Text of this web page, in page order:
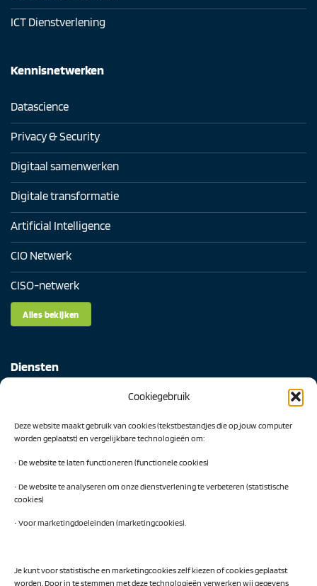
Cookiegebruik
Deze website maakt gebruik van cookies (tekstbestandjes die op jouw computer
worden geplaatst) en vergelijkbare technologieën om:
• De website te laten functioneren (functionele cookies)
• De website te analyseren om onze dienstverlening te verbeteren (statistische
cookies)
• Voor marketingdoeleinden (marketingcookies).
Je kunt voor statistische en marketingcookies zelf kiezen of cookies geplaatst
worden. Door in te stemmen met deze technologieën verwerken wij gegevens
ICT Dienstverlening
Kennisnetwerken
Datascience
Privacy & Security
Digitaal samenwerken
Digitale transformatie
Artificial Intelligence
CIO Netwerk
CISO-netwerk
Alles bekijken
Diensten
AI Readiness Scan
Traineeship SN Data & AI
Projecten